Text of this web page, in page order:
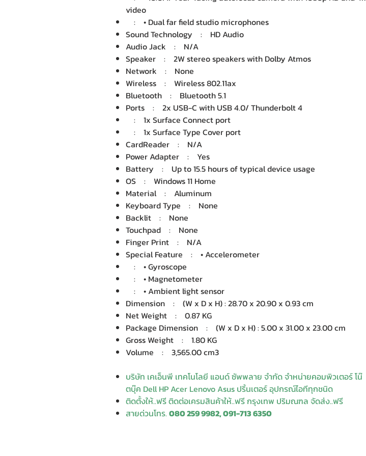
video
: • Dual far field studio microphones
Sound Technology : HD Audio
Audio Jack : N/A
Speaker : 2W stereo speakers with Dolby Atmos
Network : None
Wireless : Wireless 802.11ax
Bluetooth : Bluetooth 5.1
Ports : 2x USB-C with USB 4.0/ Thunderbolt 4
: 1x Surface Connect port
: 1x Surface Type Cover port
CardReader : N/A
Power Adapter : Yes
Battery : Up to 15.5 hours of typical device usage
OS : Windows 11 Home
Material : Aluminum
Keyboard Type : None
Backlit : None
Touchpad : None
Finger Print : N/A
Special Feature : • Accelerometer
: • Gyroscope
: • Magnetometer
: • Ambient light sensor
Dimension : (W x D x H) : 28.70 x 20.90 x 0.93 cm
Net Weight : 0.87 KG
Package Dimension : (W x D x H) : 5.00 x 31.00 x 23.00 cm
Gross Weight : 1.80 KG
Volume : 3,565.00 cm3
บริษัท เคเอ็นพี เทคโนโลยี แอนด์ ซัพพลาย จำกัด จำหน่ายคอมพิวเตอร์ โน๊
ตบุ๊ค Dell HP Acer Lenovo Asus ปริ้นเตอร์ อุปกรณ์ไอทีทุกชนิด
ติดตั้งให้..ฟรี ติดต่อเครมสินค้าให้..ฟรี กรุงเทพ ปริมณฑล จัดส่ง..ฟรี
สายด่วนโทร.080 259 9982, 091-713 6350